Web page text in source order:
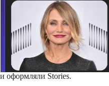
оформляли Stories.